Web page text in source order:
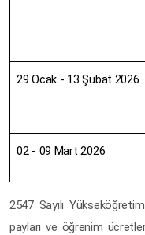
29 Ocak - 13 Şubat 2026
02 - 09 Mart 2026
2547 Sayılı
payları ve öğrenim